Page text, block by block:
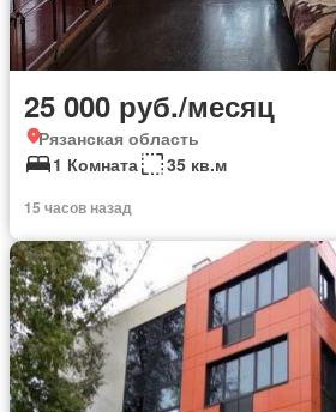
25 000 руб./месяц
Рязанская область
1 Комната
35 кв.м
15 часов назад